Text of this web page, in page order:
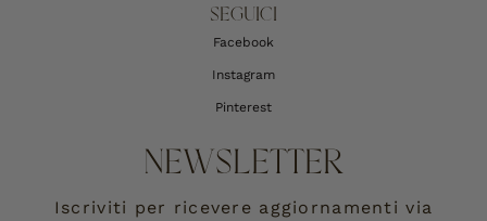
SEGUICI
Facebook
Instagram
Pinterest
NEWSLETTER
Iscriviti per ricevere aggiornamenti via